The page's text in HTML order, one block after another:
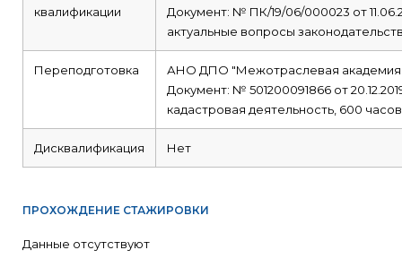
квалификации
Документ: № ПК/19/06/000023 от
актуальные вопросы
Переподготовка
АНО ДПО "Межотраслевая академия
Документ: № 501200091866 от
кадастровая деятельность, 600 часов
Дисквалификация Нет
ПРОХОЖДЕНИЕ СТАЖИРОВКИ
Данные отсутствуют